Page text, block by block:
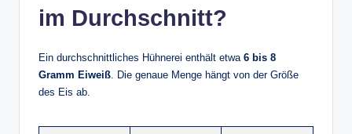
im Durchschnitt?
Ein durchschnittliches Hühnerei enthält etwa 6 bis 8
Gramm Eiweiß . Die genaue Menge hängt von der Größe
des Eis ab.